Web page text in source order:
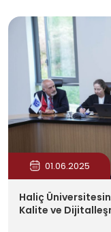
01.06.2025
Haliç
Kalite ve